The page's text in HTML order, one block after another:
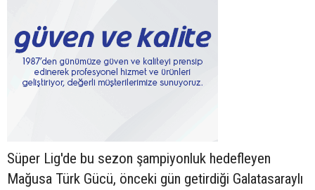
Süper Lig'de bu sezon şampiyonluk hedefleyen
Mağusa Türk Gücü, önceki gün getirdiği Galatasaraylı